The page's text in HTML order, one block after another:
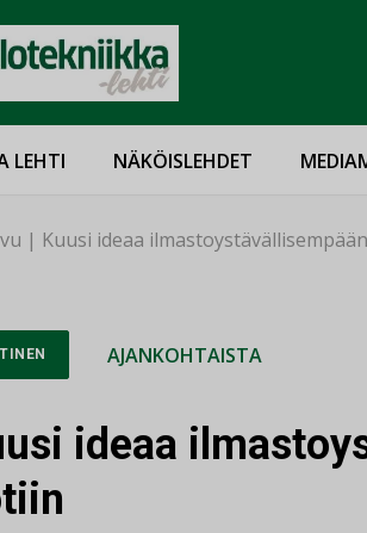
LEHTI NÄKÖISLEHDET
| Kuusi ideaa
AJANKOHTAISTA
ideaa